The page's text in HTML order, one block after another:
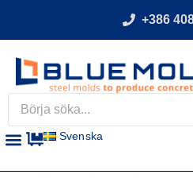
+386
Svenska